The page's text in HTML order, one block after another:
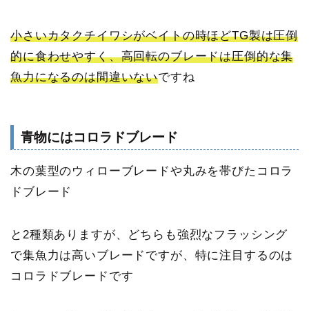
小さいカタクチイワシがベイトの時ほどTG製は圧倒
的に食わせやすく、高回転のブレードは圧倒的な集
魚力になるのは間違いないですね
青物にはコロラドブレード
木の葉型のウィローブレードや丸みを帯びたコロラ
ドブレード
と2種類ありますが、どちらも強烈なフラッシング
で集魚力は高いブレードですが、特に注目するのは
コロラドブレードです